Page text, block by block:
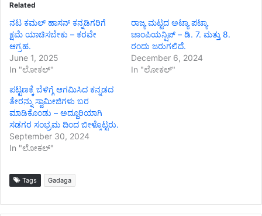
Related
ನಟ ಕಮಲ್ ಹಾಸನ್ ಕನ್ನಡಿಗರಿಗೆ
ಕ್ಷಮೆ ಯಾಚಿಸಬೇಕು – ಕರವೇ
ಆಗ್ರಹ.
June 1, 2025
In "ಲೋಕಲ್"
ರಾಜ್ಯ ಮಟ್ಟದ ಅಟ್ಯಾ ಪಟ್ಯಾ
ಚಾಂಪಿಯನ್ಷಿಪ್ – ಡಿ. 7. ಮತ್ತು 8.
ರಂದು ಜರುಗಲಿದೆ.
December 6, 2024
In "ಲೋಕಲ್"
ಪಟ್ಟಣಕ್ಕೆ ಬೆಳಿಗ್ಗೆ ಆಗಮಿಸಿದ ಕನ್ನಡದ
ತೇರನ್ನು ಸ್ವಾಮೀಜಿಗಳು ಬರ
ಮಾಡಿಕೊಂಡು – ಅದ್ದೂರಿಯಾಗಿ
ಸಡಗರ ಸಂಭ್ರಮ ದಿಂದ ಬೀಳ್ಕೊಟ್ಟರು.
September 30, 2024
In "ಲೋಕಲ್"
Tags Gadaga